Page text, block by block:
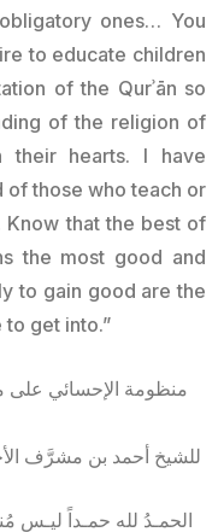
ones… You
to educate children
of the Qurʾān so
of the religion of
of those who teach or
the most good and
to gain good are the
get into.”
منظومة الإحسائي على
للشيخ أحمد بن مشرَّف
الحمـدُ لله حمـداً ليـس